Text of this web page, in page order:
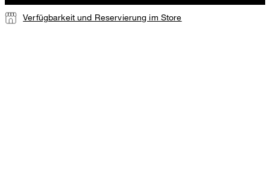
Verfügbarkeit und Reservierung im Store